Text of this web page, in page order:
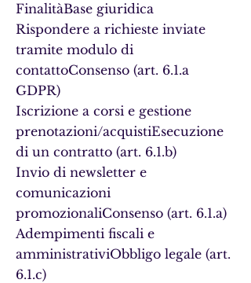
FinalitàBase giuridica
Rispondere a richieste inviate
tramite modulo di
contattoConsenso (art. 6.1.a
GDPR)
Iscrizione a corsi e gestione
prenotazioni/acquistiEsecuzione
di un contratto (art. 6.1.b)
Invio di newsletter e
comunicazioni
promozionaliConsenso (art. 6.1.a)
Adempimenti fiscali e
amministrativiObbligo legale (art.
6.1.c)